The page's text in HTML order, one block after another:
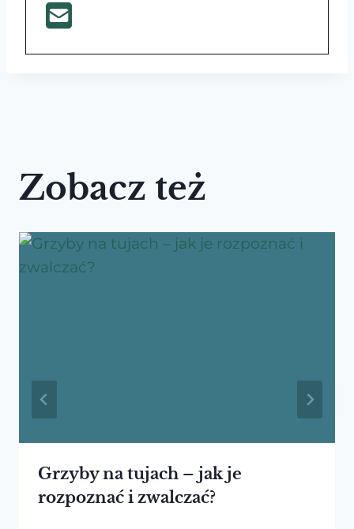
Zobacz też
Grzyby na tujach – jak je
rozpoznać i zwalczać?